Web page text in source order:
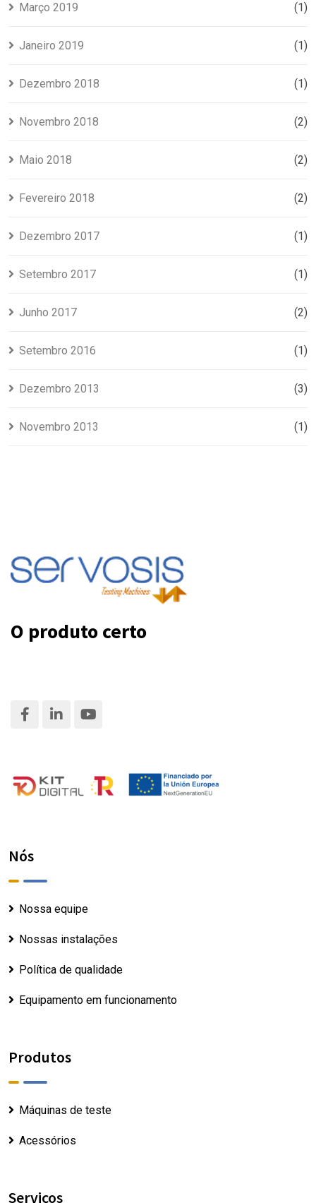
Março 2019 (1)
Janeiro 2019 (1)
Dezembro 2018 (1)
Novembro 2018 (2)
Maio 2018 (2)
Fevereiro 2018 (2)
Dezembro 2017 (1)
Setembro 2017 (1)
Junho 2017 (2)
Setembro 2016 (1)
Dezembro 2013 (3)
Novembro 2013 (1)
O produto certo
Nós
Nossa equipe
Nossas instalações
Política de qualidade
Equipamento em funcionamento
Produtos
Máquinas de teste
Acessórios
Serviços